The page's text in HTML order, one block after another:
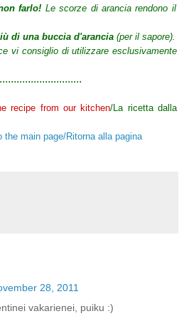
farlo! Le scorze di arancia rendono il
di una buccia d'arancia (per il sapore).
vi consiglio di utilizzare esclusivamente
......
recipe from our kitchen/La ricetta dalla
main page/Ritorna alla pagina
28, 2011
vakarienei, puiku :)